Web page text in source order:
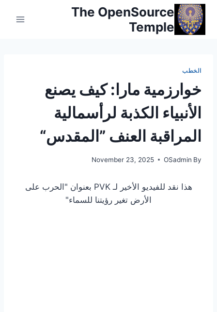
Skip
content
The OpenSource
Temple
الخطب
خوارزمية مارا: كيف يصنع
الأنبياء الكذبة لرأسمالية
المراقبة العنف ”المقدس“
By
OSadmin
November 23, 2025
هذا نقد للفيديو الأخير لـ PVK بعنوان "الحرب على
الأرض تغير رؤيتنا للسماء"